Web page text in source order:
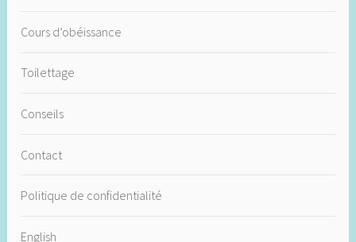
Cours d’obéissance
Toilettage
Conseils
Contact
Politique de confidentialité
English